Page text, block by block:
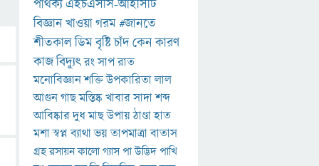
পার্থক্য এইচএসসি-আইসিটি
বিজ্ঞানখাওয়াগরম#জানতে
শীতকালডিমবৃষ্টিচাঁদকেনকারণ
কাজবিদ্যুৎরংসাপরাত
মনোবিজ্ঞানশক্তিউপকারিতালাল
আগুনগাছমস্তিষ্কখাবারসাদাশব্দ
আবিষ্কারদুধমাছউপায়ঠাণ্ডাহাত
মশাস্বপ্নব্যাথাভয়তাপমাত্রাবাতাস
গ্রহরসায়নকালোগ্যাসপাউদ্ভিদপাখি